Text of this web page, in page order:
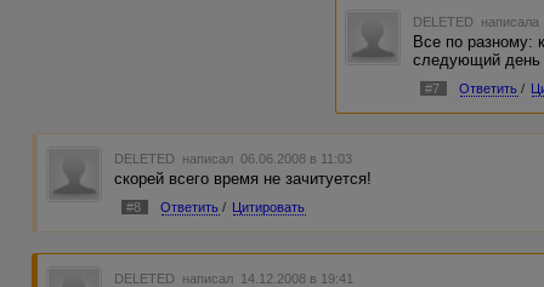
DELETED
Все по разному:
следующий день
#7 Ответить /
DELETED написал 06.06.2008 в 11:03
скорей всего время не зачитуется!
#8 Ответить / Цитировать
DELETED написал 14.12.2008 в 19:41